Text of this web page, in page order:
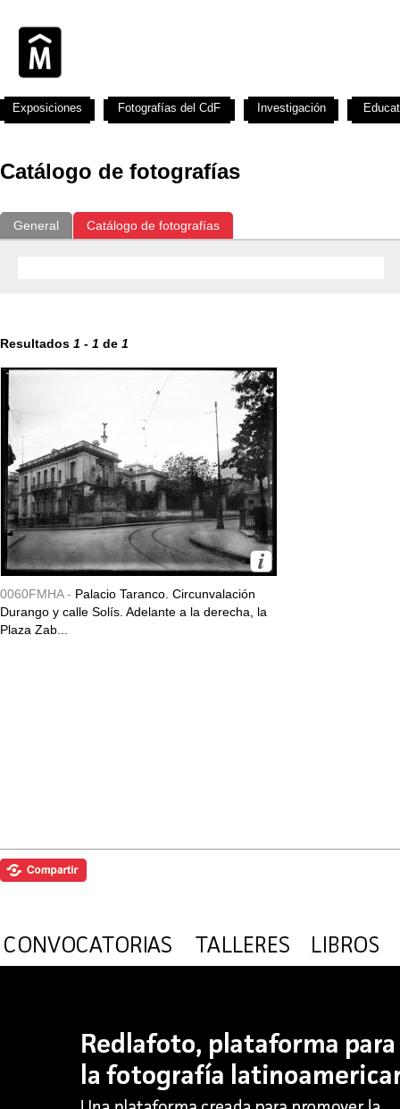
Catálogo de fotografías
General Catálogo de fotografías
Resultados 1 - 1 de 1
0060FMHA - Palacio Taranco. Circunvalación
Durango y calle Solís. Adelante a la derecha, la
Plaza Zab...
Exposiciones Fotografías del CdF Investigación